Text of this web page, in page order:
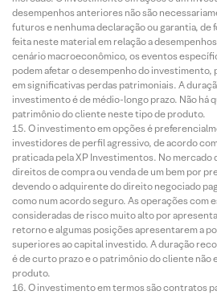
desempenhos anteriores não são
futuros e nenhuma declaração ou garantia, de
feita neste material em relação a
cenário macroeconômico, os eventos
podem afetar o desempenho do
em significativas perdas patrimoniais. A
investimento é de médio-longo prazo. Não há
patrimônio do cliente neste tipo de produto.
O investimento em opções é
investidores de perfil agressivo, de acordo
praticada pela XP Investimentos. No mercado
direitos de compra ou venda de um bem por
devendo o adquirente do direito negociado
como num acordo seguro. As operações com
consideradas de risco muito alto por
retorno e algumas posições apresentarem a
superiores ao capital investido. A duração
é de curto prazo e o patrimônio do cliente não
produto.
O investimento em termos são contratos